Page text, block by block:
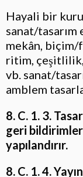
Hayali bir
sanat/tasarım
mekân, biçim/
ritim,
vb. sanat/
amblem
8. C. 1. 3.
geri
yapılandırır.
8. C. 1. 4.